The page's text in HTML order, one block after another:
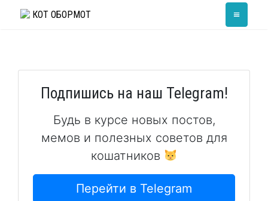
КОТ ОБОРМОТ ≡
Подпишись на наш Telegram!
Будь в курсе новых постов,
мемов и полезных советов для
кошатников
Перейти в Telegram